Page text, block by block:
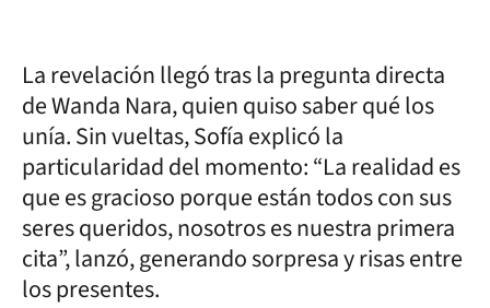
La revelación llegó tras la pregunta directa
de Wanda Nara, quien quiso saber qué los
unía. Sin vueltas, Sofía explicó la
particularidad del momento: “La realidad es
que es gracioso porque están todos con sus
seres queridos, nosotros es nuestra primera
cita”, lanzó, generando sorpresa y risas entre
los presentes.